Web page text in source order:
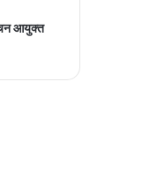
आयुक्त